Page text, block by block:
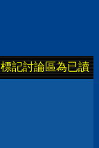
標記討論區為已讀